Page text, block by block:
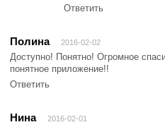
Ответить
Полина 2016-02-02
Доступно! Понятно! Огромное
понятное приложение!!
Ответить
Нина 2016-02-01